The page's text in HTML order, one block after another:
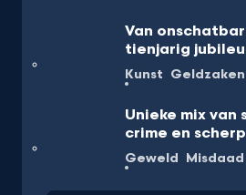
Van
tienjarig
Kunst Geldzaken
Unieke mix van
crime en
Geweld Misdaad